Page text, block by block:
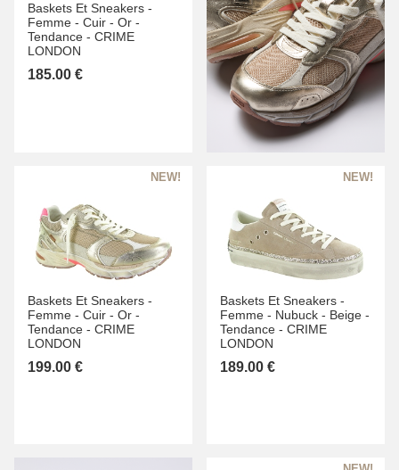
Baskets Et Sneakers -
Femme - Cuir - Or -
Tendance - CRIME
LONDON
185.00 €
Baskets Et Sneakers -
Femme - Cuir - Or -
Tendance - CRIME
LONDON
199.00 €
Baskets Et Sneakers -
Femme - Nubuck - Beige -
Tendance - CRIME
LONDON
189.00 €